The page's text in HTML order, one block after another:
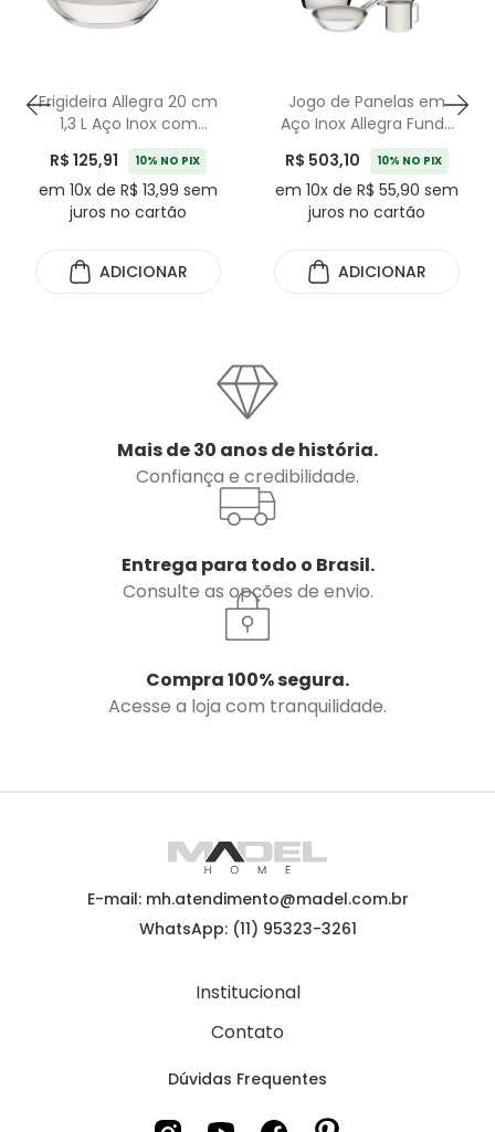
Frigideira Allegra 20 cm
1,3 L Aço Inox com
Fundo Triplo
Tramontina
R$ 125,91 10% NO PIX
em 10x de R$ 13,99 sem
juros no cartão
ADICIONAR
Jogo de Panelas em
Aço Inox Allegra Fundo
Triplo Tramontina - 5
Peças
R$ 503,10 10% NO PIX
em 10x de R$ 55,90 sem
juros no cartão
ADICIONAR
Mais de 30 anos de história.
Confiança e credibilidade.
Entrega para todo o Brasil.
Consulte as opções de envio.
Compra 100% segura.
Acesse a loja com tranquilidade.
E-mail: mh.atendimento@madel.com.br
WhatsApp: (11) 95323-3261
Institucional
Contato
Dúvidas Frequentes